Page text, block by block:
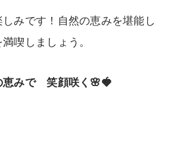
みです！自然の恵みを堪能し
喫しましょう。
みで 笑顔咲く🌸🍓